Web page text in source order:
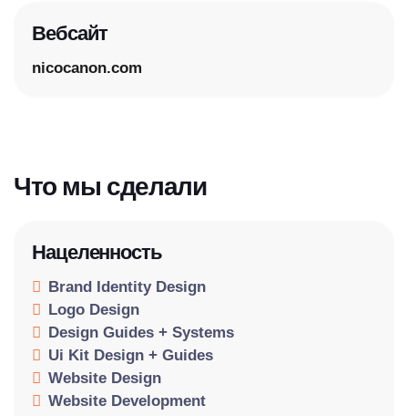
Вебсайт
nicocanon.com
Что мы сделали
Нацеленность
Brand Identity Design
Logo Design
Design Guides + Systems
Ui Kit Design + Guides
Website Design
Website Development